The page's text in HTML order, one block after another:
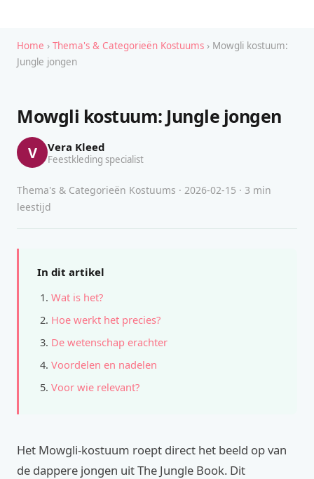
Home › Thema's & Categorieën Kostuums › Mowgli kostuum:
Jungle jongen
Mowgli kostuum: Jungle jongen
V Vera Kleed
Feestkleding specialist
Thema's & Categorieën Kostuums · 2026-02-15 · 3 min
leestijd
In dit artikel
Wat is het?
Hoe werkt het precies?
De wetenschap erachter
Voordelen en nadelen
Voor wie relevant?
Het Mowgli-kostuum roept direct het beeld op van
de dappere jongen uit The Jungle Book. Dit